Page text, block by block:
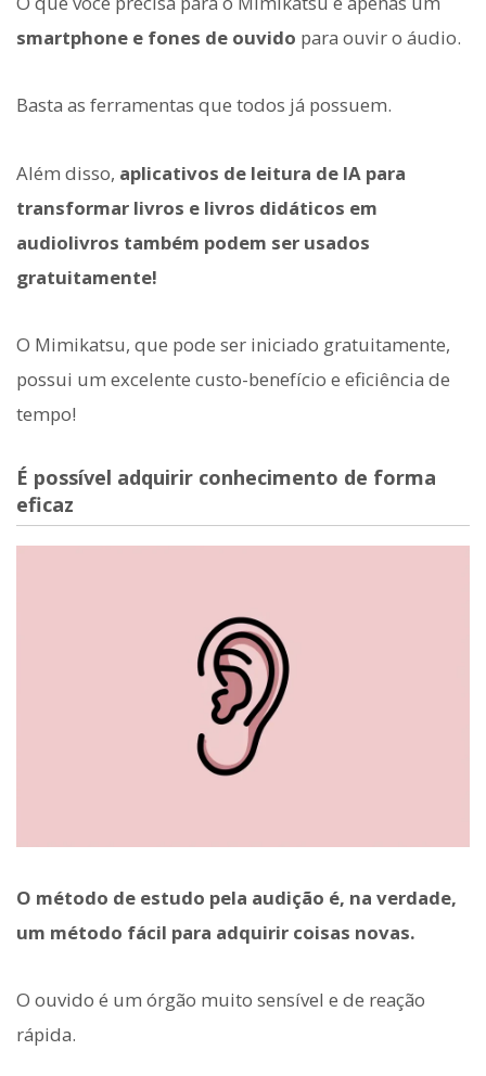
smartphone e fones de ouvido para ouvir o áudio.
Basta as ferramentas que todos já possuem.
Além disso, aplicativos de leitura de IA para
transformar livros e livros didáticos em
audiolivros também podem ser usados
gratuitamente!
O Mimikatsu, que pode ser iniciado gratuitamente,
possui um excelente custo-benefício e eficiência de
tempo!
É possível adquirir conhecimento de forma
eficaz
O método de estudo pela audição é, na verdade,
um método fácil para adquirir coisas novas.
O ouvido é um órgão muito sensível e de reação
rápida.